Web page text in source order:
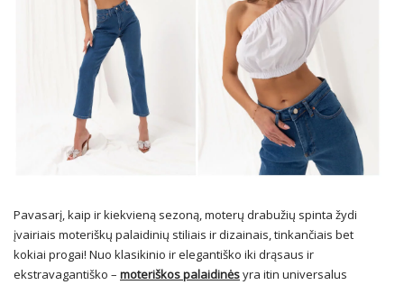
Pavasarį, kaip ir kiekvieną sezoną, moterų drabužių spinta žydi
įvairiais moteriškų palaidinių stiliais ir dizainais, tinkančiais bet
kokiai progai! Nuo klasikinio ir elegantiško iki drąsaus ir
ekstravagantiško – moteriškos palaidinėsyra itin universalus